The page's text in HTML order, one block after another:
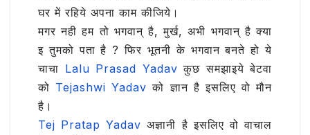
घर में रहिये अपना काम कीजिये।
मगर नही हम तो भगवान् है, मुर्ख, अभी भगवान् है क्या
इ तुमको पता है ? फिर भूतनी के भगवान बनते हो ये
चाचा Lalu Prasad Yadav कुछ समझाइये बेटवा
को Tejashwi Yadav को ज्ञान है इसलिए वो मौन
है।
Tej Pratap Yadav अज्ञानी है इसलिए वो वाचाल